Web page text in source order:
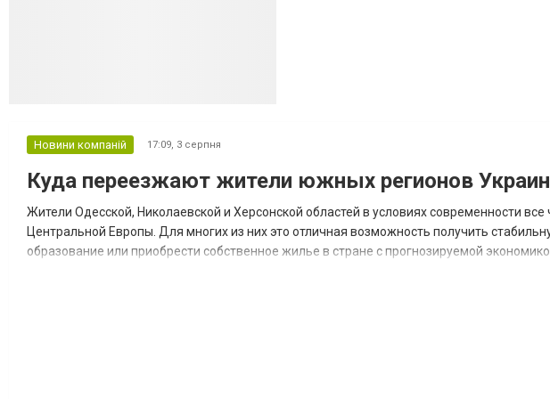
Новини компаній 17:09, 3 серпня
Куда переезжают жители южных регионов
Жители Одесской, Николаевской и Херсонской областей в условиях современности
Центральной Европы. Для многих из них это отличная возможность получить
образование или приобрести собственное жилье в стране с прогнозируемой